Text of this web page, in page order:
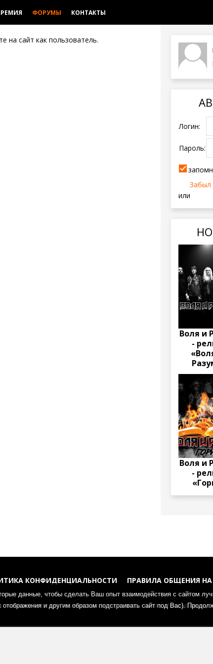
ФОРУМЫ КОНТАКТЫ
на сайт как пользователь.
Логин:
Пароль:
Забыл
или
Воля и
-
Воля и
-
КОНФИДЕНЦИАЛЬНОСТИ ПРАВИЛА ОБЩЕНИЯ
наличии активной гиперссылки на портал:https://muzmetal.ru-
данные, чтобы сделать Ваш опыт взаимодействия с сайтом
и другим образом подстраивать сайт под Вас).